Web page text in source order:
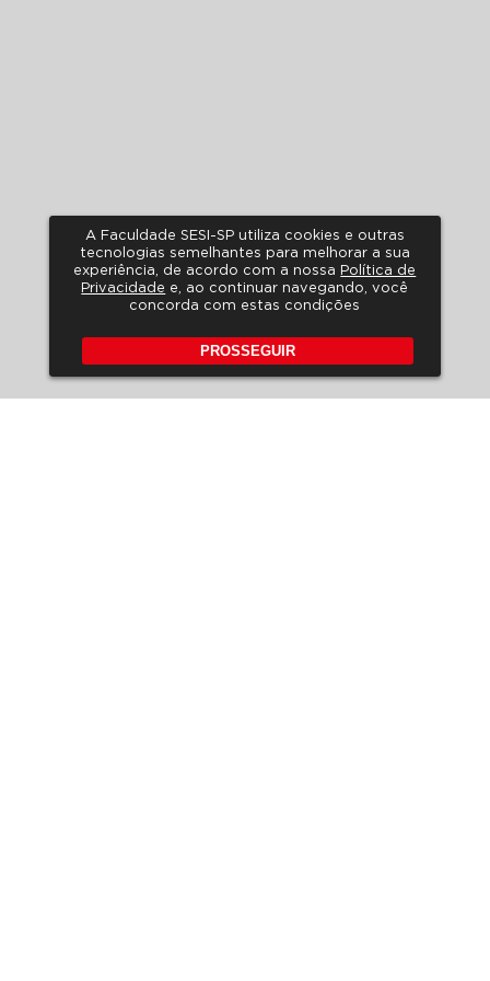
A Faculdade SESI-SP utiliza cookies e outras
tecnologias semelhantes para melhorar a sua
experiência, de acordo com a nossa Política de
Privacidade e, ao continuar navegando, você
concorda com estas condições
PROSSEGUIR